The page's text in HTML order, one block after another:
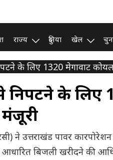
राज्य दुनिया खेल
के लिए 1320 मेगावाट
के लिए
ने उत्तराखंड पावर
आधारित बिजली खरीदने की